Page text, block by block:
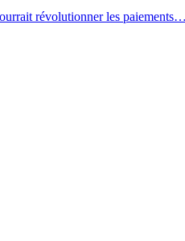
révolutionner les paiements…